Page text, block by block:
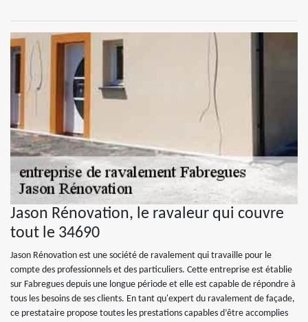
Jason Rénovation, le ravaleur qui couvre
tout le 34690
Jason Rénovation est une société de ravalement qui travaille pour le
compte des professionnels et des particuliers. Cette entreprise est établie
sur Fabregues depuis une longue période et elle est capable de répondre à
tous les besoins de ses clients. En tant qu'expert du ravalement de façade,
ce prestataire propose toutes les prestations capables d’être accomplies